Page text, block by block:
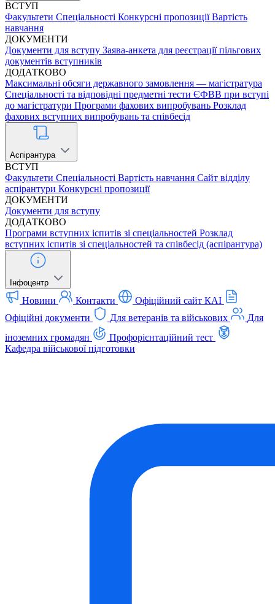
ВСТУП
Факультети Спеціальності Конкурсні пропозиції Вартість
навчання
ДОКУМЕНТИ
Документи для вступу Заява-анкета для реєстрації пільгових
документів вступників
ДОДАТКОВО
Максимальні обсяги державного замовлення — магістратура
Спеціальності та відповідні предметні тести ЄФВВ при вступі
до магістратури Програми фахових випробувань Розклад
фахових вступних випробувань та співбесід
Аспірантура
ВСТУП
Факультети Спеціальності Вартість навчання Сайт відділу
аспірантури Конкурсні пропозиції
ДОКУМЕНТИ
Документи для вступу
ДОДАТКОВО
Програми вступних іспитів зі спеціальностей Розклад
вступних іспитів зі спеціальностей та співбесід (аспірантура)
Інфоцентр
Новини Контакти
Офіційний сайт КАІ
Офіційні документи
Для ветеранів та військових
Для
іноземних громадян
Профорієнтаційний тест
Кафедра військової підготовки